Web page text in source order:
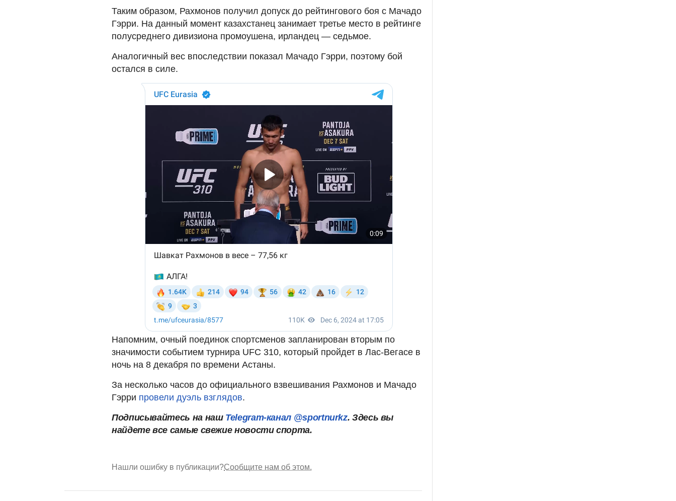
Таким образом, Рахмонов получил допуск до рейтингового боя с Мачадо
Гэрри. На данный момент казахстанец занимает третье место в рейтинге
полусреднего дивизиона промоушена, ирландец — седьмое.
Аналогичный вес впоследствии показал Мачадо Гэрри, поэтому бой
остался в силе.
Напомним, очный поединок спортсменов запланирован вторым по
значимости событием турнира UFC 310, который пройдет в Лас-Вегасе в
ночь на 8 декабря по времени Астаны.
За несколько часов до официального взвешивания Рахмонов и Мачадо
Гэрри провели дуэль взглядов.
Подписывайтесь на наш Telegram-канал @sportnurkz. Здесь вы
найдете все самые свежие новости спорта.
Нашли ошибку в публикации?Сообщите нам об этом.